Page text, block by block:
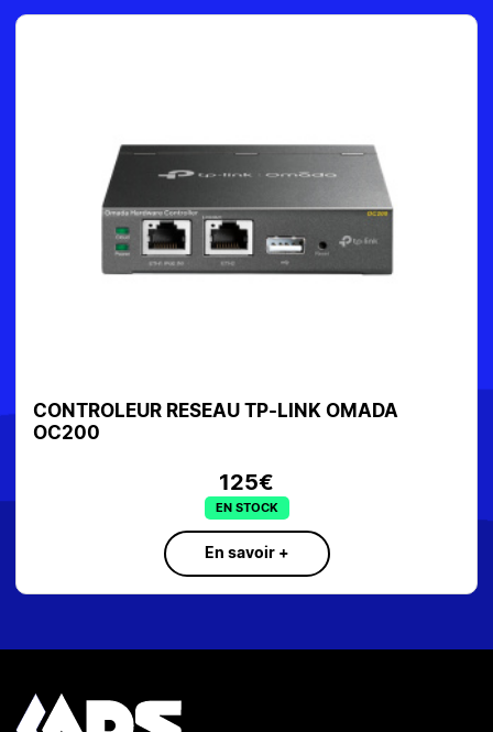
CONTROLEUR RESEAU TP-LINK OMADA
OC200
125€
EN STOCK
En savoir +